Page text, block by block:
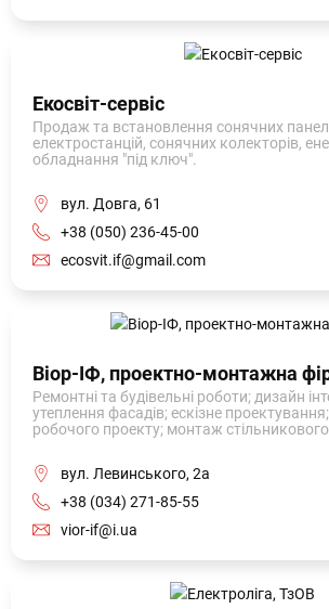
Екосвіт-сервіс
Продаж та встановлення сонячних
електростанцій, сонячних колекторів,
обладнання "під ключ".
вул. Довга, 61
+38 (050) 236-45-00
ecosvit.if@gmail.com
Віор-ІФ, проектно-монтажна
Ремонтні та будівельні роботи; дизайн
утеплення фасадів; ескізне
робочого проекту; монтаж стільникового
вул. Левинського, 2а
+38 (034) 271-85-55
vior-if@i.ua